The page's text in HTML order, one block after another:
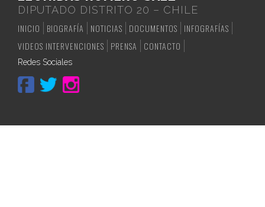
DIPUTADO DISTRITO 20 – CHILE
INICIO
BIOGRAFÍA NOTICIAS DOCUMENTOS
INFOGRAFÍAS
VIDEOS INTERVENCIONES
PRENSA CONTACTO
Redes Sociales